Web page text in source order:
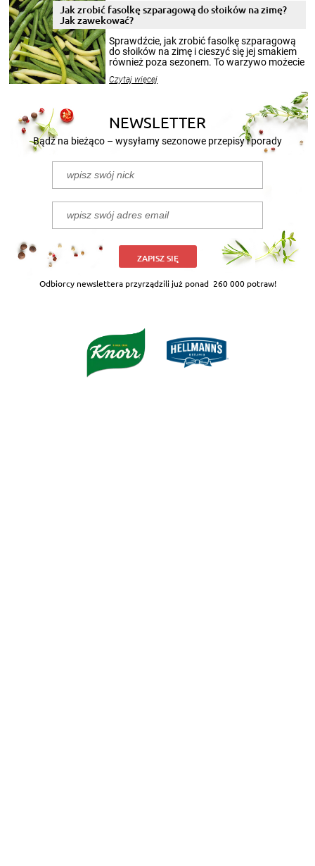
pełni poczuć atmosferę cieplejszych
miesięcy. Przygotowanie słoików ze
smakowitą zawartością musi obejmować
patenty, które pozwolą zachować świeżość
przetworów.
Jak zrobić fasolkę szparagową do słoików na zimę?
Jak zawekować?
Sprawdźcie, jak zrobić fasolkę szparagową
do słoików na zimę i cieszyć się jej smakiem
również poza sezonem. To warzywo możecie
nasze propozycje!
Czytaj więcej
NEWSLETTER
Bądź na bieżąco – wysyłamy sezonowe przepisy i porady
ZAPISZ SIĘ
Odbiorcy newslettera przyrządzili już ponad 260 000 potraw!